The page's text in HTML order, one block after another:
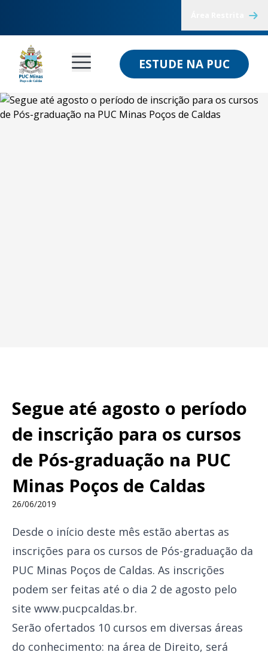
ESTUDE NA PUC
Segue até agosto o período
de inscrição para os cursos
de Pós-graduação na PUC
Minas Poços de Caldas
26/06/2019
Desde o início deste mês estão abertas as
inscrições para os cursos de Pós-graduação da
PUC Minas Poços de Caldas. As inscrições
podem ser feitas até o dia 2 de agosto pelo
site www.pucpcaldas.br.
Serão ofertados 10 cursos em diversas áreas
do conhecimento: na área de Direito, será